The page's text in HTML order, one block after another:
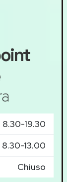
8.30-19.30
8.30-13.00
Chiuso